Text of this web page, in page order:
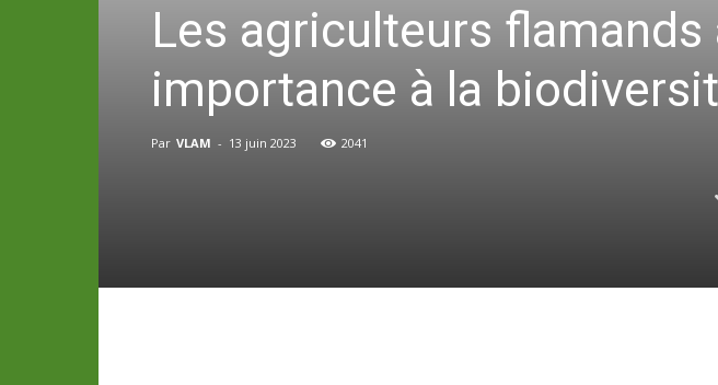
Les agriculteurs
importance à la
Par VLAM - 13 juin 2023 2041